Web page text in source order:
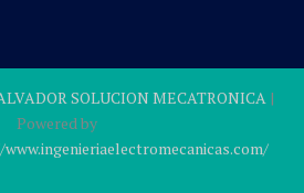
SOLUCION MECATRONICA |
Powered by